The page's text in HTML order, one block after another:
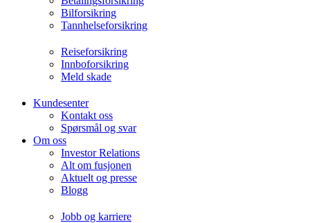
Bilforsikring
Tannhelseforsikring
Reiseforsikring
Innboforsikring
Meld skade
Kundesenter
Kontakt oss
Spørsmål og svar
Om oss
Investor Relations
Alt om fusjonen
Aktuelt og presse
Blogg
Jobb og karriere